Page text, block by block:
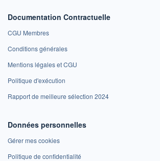
Documentation Contractuelle
CGU Membres
Conditions générales
Mentions légales et CGU
Politique d'exécution
Rapport de meilleure sélection 2024
Données personnelles
Gérer mes cookies
Politique de confidentialité